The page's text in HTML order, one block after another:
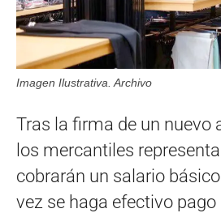
Imagen Ilustrativa. Archivo
Tras la firma de un nuevo
los mercantiles
cobrarán un salario
vez se haga efectivo